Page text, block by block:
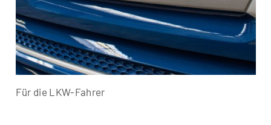
Für die LKW-Fahrer